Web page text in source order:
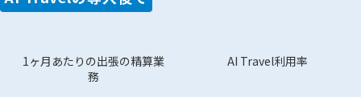
1ヶ月あたりの出張の精算業
務
AI Travel利用率